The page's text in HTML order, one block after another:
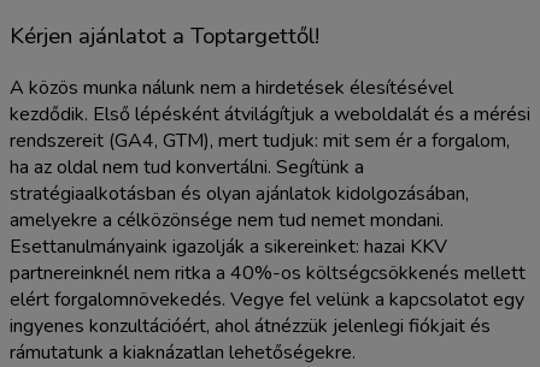
Kérjen ajánlatot a Toptargettől!
A közös munka nálunk nem a hirdetések élesítésével
kezdődik. Első lépésként átvilágítjuk a weboldalát és a mérési
rendszereit (GA4, GTM), mert tudjuk: mit sem ér a forgalom,
ha az oldal nem tud konvertálni. Segítünk a
stratégiaalkotásban és olyan ajánlatok kidolgozásában,
amelyekre a célközönsége nem tud nemet mondani.
Esettanulmányaink igazolják a sikereinket: hazai KKV
partnereinknél nem ritka a 40%-os költségcsökkenés mellett
elért forgalomnövekedés. Vegye fel velünk a kapcsolatot egy
ingyenes konzultációért, ahol átnézzük jelenlegi fiókjait és
rámutatunk a kiaknázatlan lehetőségekre.